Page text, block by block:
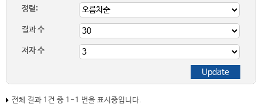
정렬:
결과 수
저자 수
전체 결과 1건 중 1-1 번을 표시중입니다.